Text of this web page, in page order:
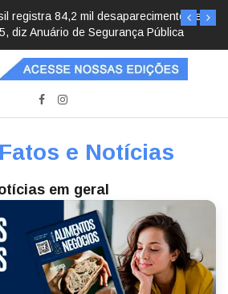
84,2 mil desaparecimentos em
Anuário de Segurança Pública
e Notícias
em geral